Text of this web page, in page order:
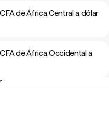
de África Central a dólar
de África Occidental a